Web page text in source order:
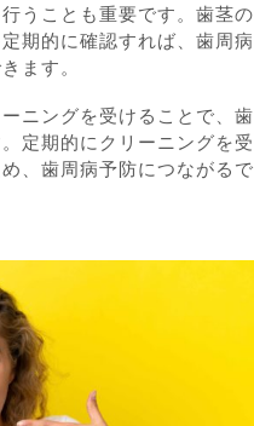
うことも重要です。歯茎の
期的に確認すれば、歯周病
ます。
ニングを受けることで、歯
定期的にクリーニングを受
、歯周病予防につながるで